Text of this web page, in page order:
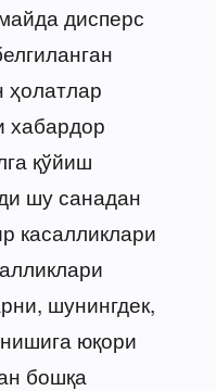
дисперс
ҳолатлар
хабардор
қўйиш
шу санадан
касалликлари
шунингдек,
юқори
бошқа